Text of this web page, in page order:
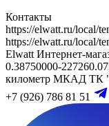
Контакты
https://elwatt.ru/local/
https://elwatt.ru/local/
Elwatt Интернет-
0.38750000-
километр МКАД ТК
+7 (926) 786 81 51